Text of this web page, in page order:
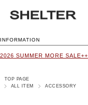
INFORMATION
2026 SUMMER MORE SALE++
TOP PAGE
ALL ITEM
ACCESSORY